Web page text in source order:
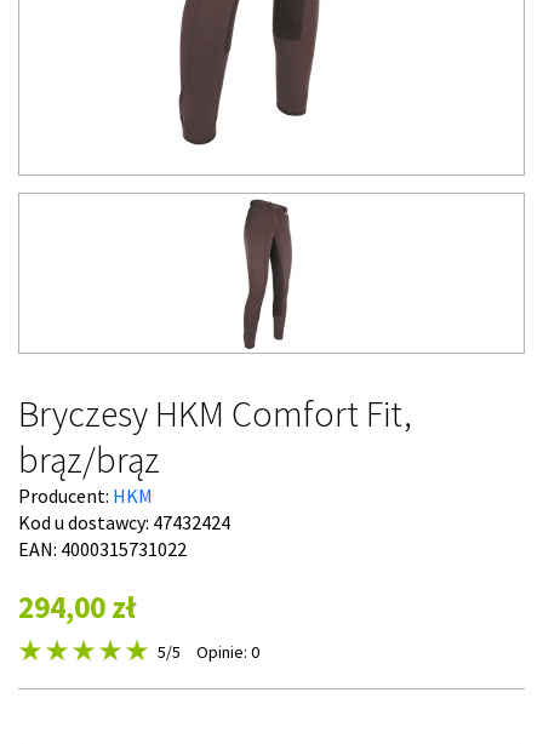
Bryczesy HKM Comfort Fit,
brąz/brąz
Producent: HKM
Kod u dostawcy: 47432424
EAN: 4000315731022
294,00 zł
5/5 Opinie: 0